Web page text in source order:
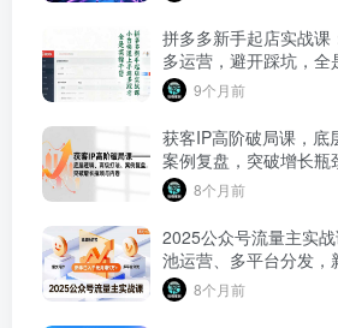
拼多多新手起店实战课
多运营，避开踩坑，全
9个月前
获客IP高阶破局课，底
案例复盘，突破增长瓶
8个月前
2025公众号流量主实
池运营、多平台分发，
+更新11月
8个月前